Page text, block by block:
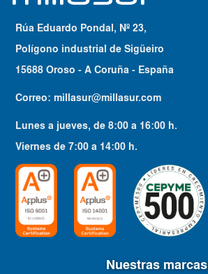
Rúa Eduardo Pondal, Nº 23,
Polígono industrial de Sigüeiro
15688 Oroso - A Coruña - España
Correo:millasur@millasur.com
Lunes a jueves, de8:00 a 16:00 h.
Viernes de7:00 a 14:00 h.
Nuestras marcas